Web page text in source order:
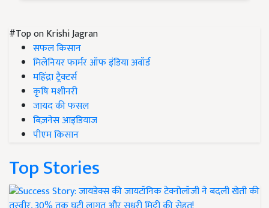
#Top on Krishi Jagran
सफल किसान
मिलेनियर फार्मर ऑफ इंडिया अवॉर्ड
महिंद्रा ट्रैक्टर्स
कृषि मशीनरी
जायद की फसल
बिज़नेस आइडियाज
पीएम किसान
Top Stories